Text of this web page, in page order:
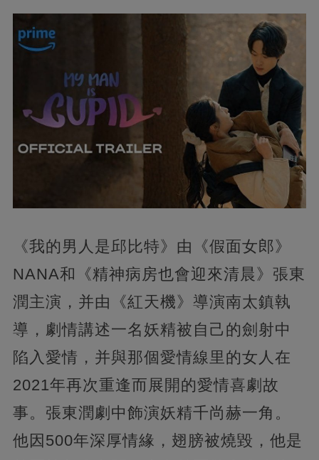
《我的男人是邱比特》由《假面女郎》
NANA和《精神病房也會迎來清晨》張東
潤主演，并由《紅天機》導演南太鎮執
導，劇情講述一名妖精被自己的劍射中
陷入愛情，并與那個愛情線里的女人在
2021年再次重逢而展開的愛情喜劇故
事。張東潤劇中飾演妖精千尚赫一角。
他因500年深厚情緣，翅膀被燒毀，他是